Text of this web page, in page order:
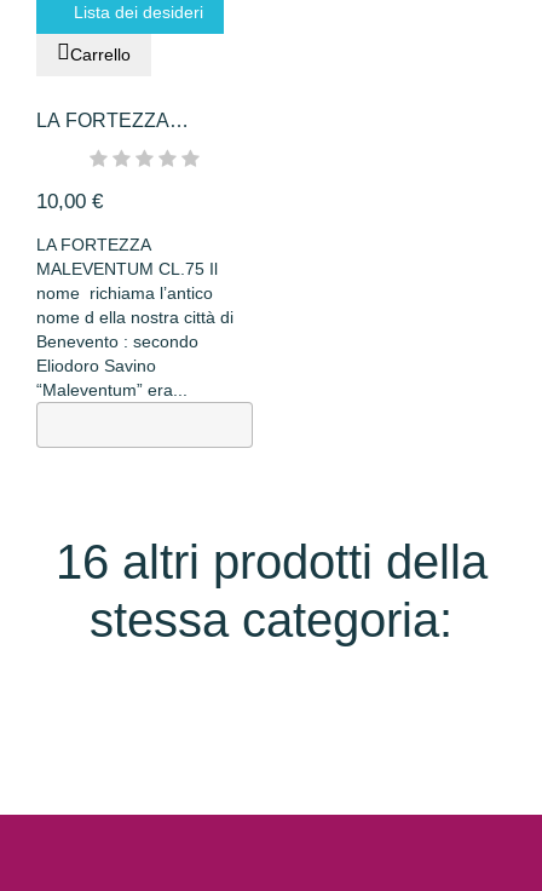
Lista dei desideri
Carrello
LA FORTEZZA
MALEVENTUM CL.75
10,00 €
LA FORTEZZA
MALEVENTUM CL.75 Il
nome richiama l’antico
nome d ella nostra città di
Benevento : secondo
Eliodoro Savino
“Maleventum” era...
16 altri prodotti della
stessa categoria: